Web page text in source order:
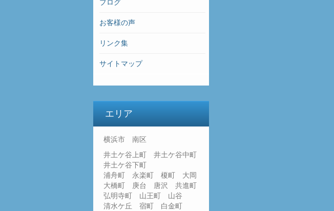
ブログ
お客様の声
リンク集
サイトマップ
エリア
横浜市 南区
井土ケ谷上町 井土ケ谷中町
井土ケ谷下町
浦舟町 永楽町 榎町 大岡
大橋町 庚台 唐沢 共進町
弘明寺町 山王町 山谷
清水ケ丘 宿町 白金町